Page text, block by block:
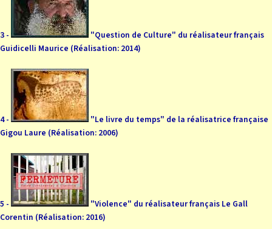
3 -
"Question de Culture" du réalisateur français
Guidicelli Maurice (Réalisation: 2014)
4 -
"Le livre du temps" de la réalisatrice française
Gigou Laure (Réalisation: 2006)
5 -
"Violence" du réalisateur français Le Gall
Corentin (Réalisation: 2016)